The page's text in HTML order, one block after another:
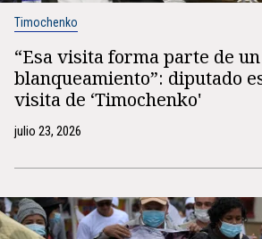
Timochenko
“Esa visita forma parte de un
blanqueamiento”: diputado
visita de ‘Timochenko'
julio 23, 2026